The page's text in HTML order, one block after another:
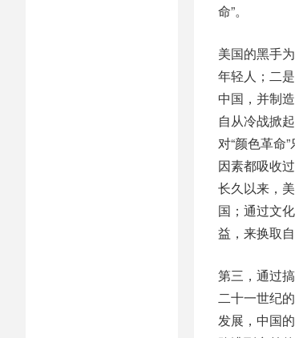
命”。
美国的黑手
年轻人；二
中国，并制造
自从冷战掀
对“颜色革命
因素都吸收
长久以来，
国；通过文
益，来换取
第三，通过
二十一世纪
发展，中国